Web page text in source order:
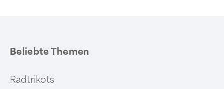
Beliebte Themen
Radtrikots